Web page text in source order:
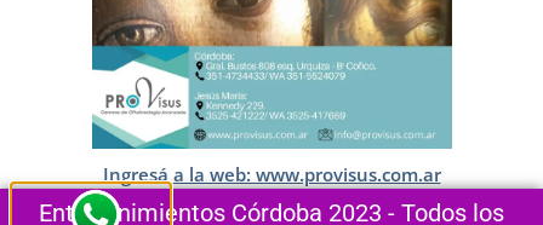
Ingresá a la web: www.provisus.com.ar
Entretenimientos Córdoba 2023 - Todos los